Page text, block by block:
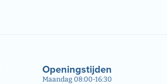
Openingstijden
Maandag 08:00-16:30